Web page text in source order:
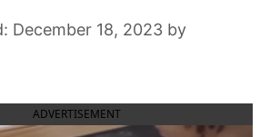
December 18, 2023 by
ADVERTISEMENT